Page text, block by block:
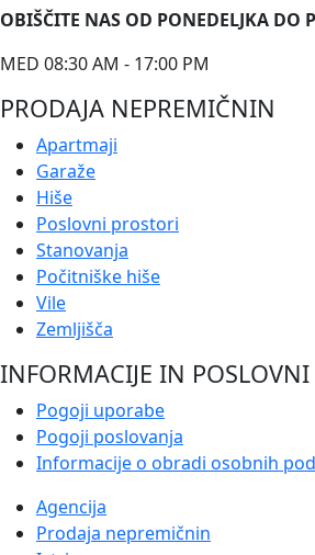
OBIŠČITE NAS OD PONEDELJKA DO
MED 08:30 AM - 17:00 PM
PRODAJA NEPREMIČNIN
Apartmaji
Garaže
Hiše
Poslovni prostori
Stanovanja
Počitniške hiše
Vile
Zemljišča
INFORMACIJE IN POSLOVNI
Pogoji uporabe
Pogoji poslovanja
Informacije o obradi osobnih
Agencija
Prodaja nepremičnin